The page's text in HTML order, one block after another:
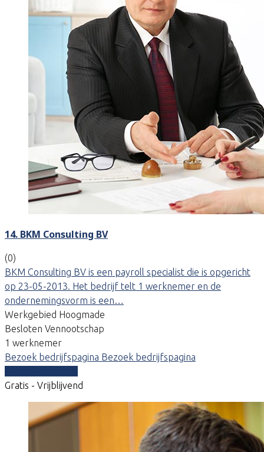
14. BKM Consulting BV
(0)
BKM Consulting BV is een payroll specialist die is opgericht
op 23-05-2013. Het bedrijf telt 1 werknemer en de
ondernemingsvorm is een…
Werkgebied Hoogmade
Besloten Vennootschap
1 werknemer
Bezoek bedrijfspagina Bezoek bedrijfspagina
Gratis - Vrijblijvend